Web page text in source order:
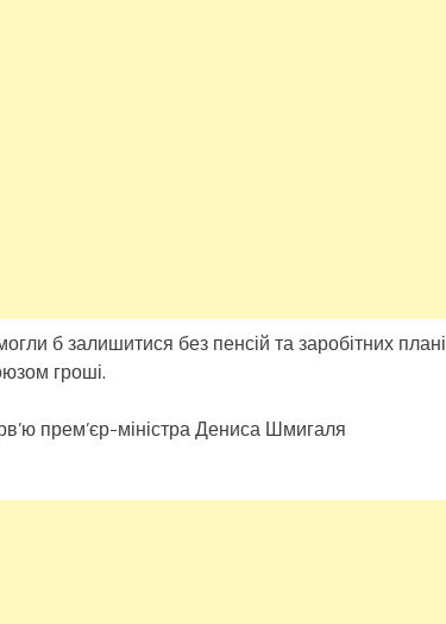
б залишитися без пенсій та заробітних
гроші.
прем’єр-міністра Дениса Шмигаля